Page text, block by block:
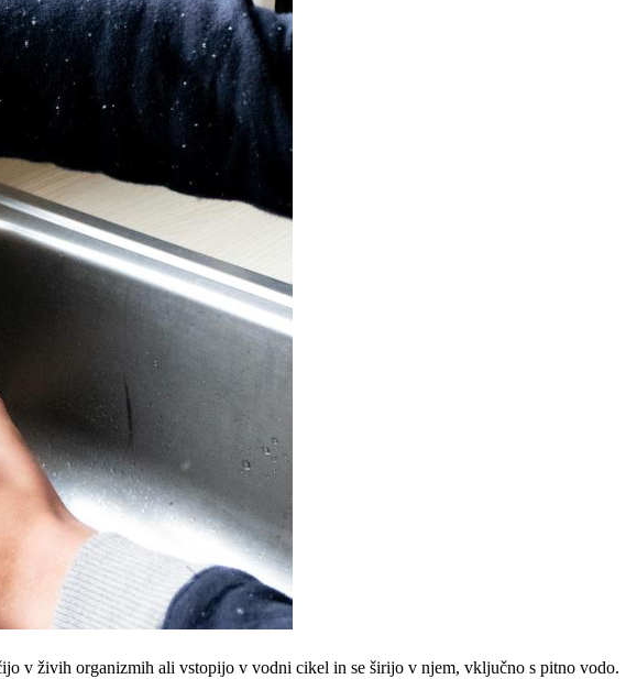
v živih organizmih ali vstopijo v vodni cikel in se širijo v njem, vključno s pitno vodo.